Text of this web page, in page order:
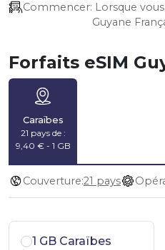
Commencer:
Guyane
Forfaits eSIM
Caraïbes
21 pays de :
9,40 € - 1 GB
Couverture:21 pays
1 GB Caraïbes